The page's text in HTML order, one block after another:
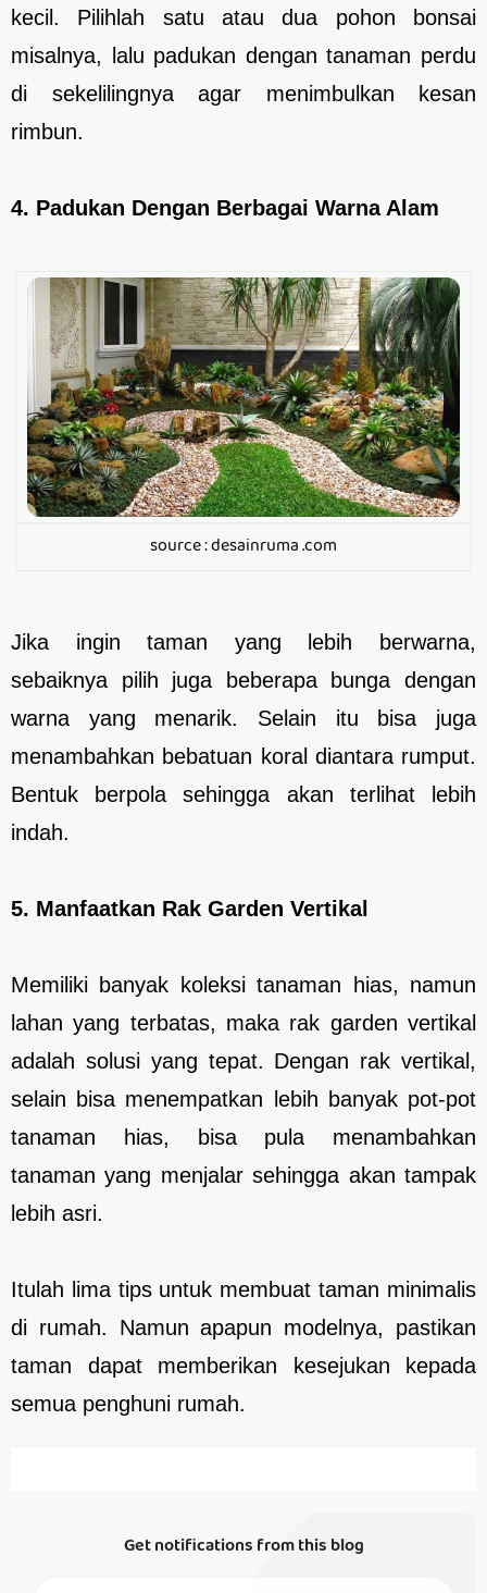
kecil. Pilihlah satu atau dua pohon bonsai
misalnya, lalu padukan dengan tanaman perdu
di sekelilingnya agar menimbulkan kesan
rimbun.
4. Padukan Dengan Berbagai Warna Alam
source : desainruma .com
Jika ingin taman yang lebih berwarna,
sebaiknya pilih juga beberapa bunga dengan
warna yang menarik. Selain itu bisa juga
menambahkan bebatuan koral diantara rumput.
Bentuk berpola sehingga akan terlihat lebih
indah.
5. Manfaatkan Rak Garden Vertikal
Memiliki banyak koleksi tanaman hias, namun
lahan yang terbatas, maka rak garden vertikal
adalah solusi yang tepat. Dengan rak vertikal,
selain bisa menempatkan lebih banyak pot-pot
tanaman hias, bisa pula menambahkan
tanaman yang menjalar sehingga akan tampak
lebih asri.
Itulah lima tips untuk membuat taman minimalis
di rumah. Namun apapun modelnya, pastikan
taman dapat memberikan kesejukan kepada
semua penghuni rumah.
Get notifications from this blog